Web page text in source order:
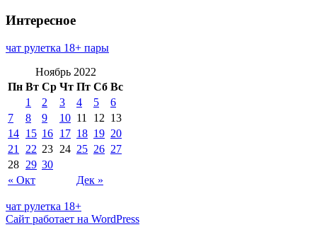
Интересное
чат рулетка 18+ пары
Ноябрь 2022
Пн Вт Ср Чт Пт Сб Вс
« Окт Дек »
1 2 3 4 5
6
7
8 9 10 11 12 13
14 15 16 17 18 19 20
21
22 23 24 25 26 27
28 29 30
чат рулетка 18+
Сайт работает на WordPress